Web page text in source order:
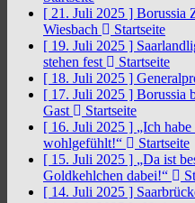
[ 21. Juli 2025 ] Borussia
Wiesbach
Startseite
[ 19. Juli 2025 ]
stehen fest
Startseite
[ 18. Juli 2025 ]
[ 17. Juli 2025 ] Borussia
Gast
Startseite
[ 16. Juli 2025 ] „Ich
wohlgefühlt!“
Startseite
[ 15. Juli 2025 ] „Da ist
Goldkehlchen dabei!“
[ 14. Juli 2025 ]